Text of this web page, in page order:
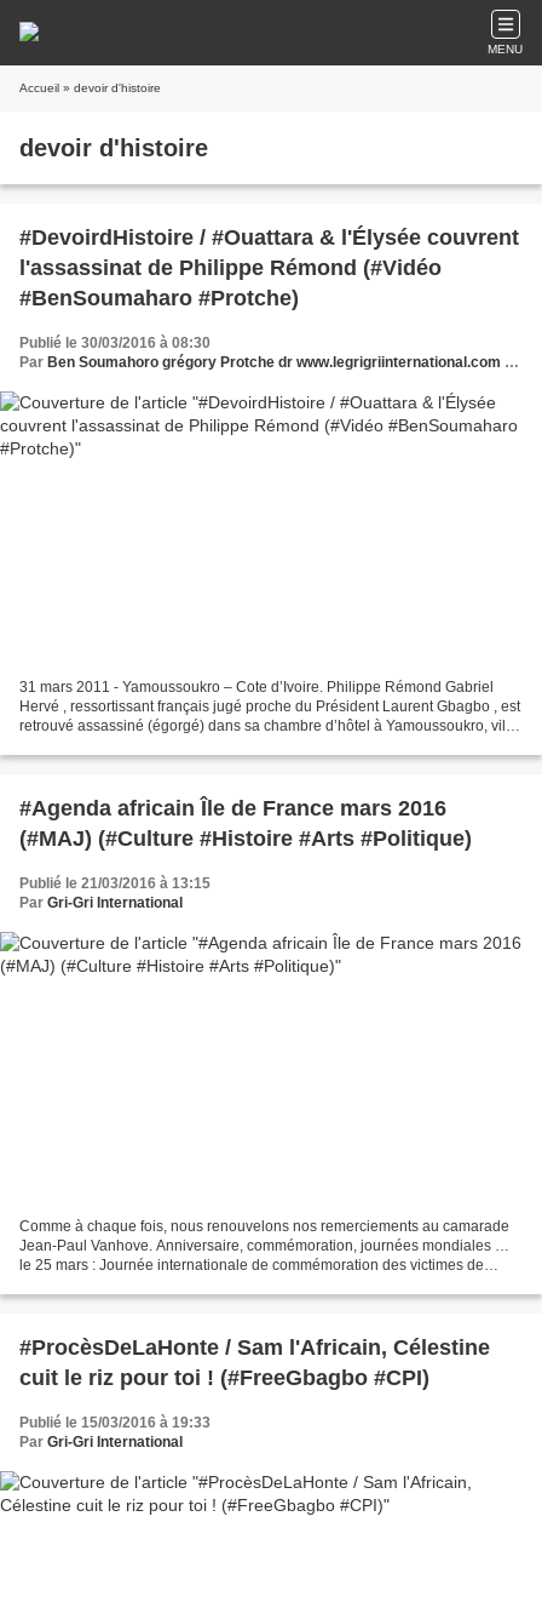
MENU
Accueil » devoir d'histoire
devoir d'histoire
#DevoirdHistoire / #Ouattara & l'Élysée couvrent
l'assassinat de Philippe Rémond (#Vidéo
#BenSoumaharo #Protche)
Publié le 30/03/2016 à 08:30
Par Ben Soumahoro grégory Protche dr www.legrigriinternational.com www.nouveaucourrier.net
31 mars 2011 - Yamoussoukro – Cote d’Ivoire. Philippe Rémond Gabriel
Hervé , ressortissant français jugé proche du Président Laurent Gbagbo , est
retrouvé assassiné (égorgé) dans sa chambre d’hôtel à Yamoussoukro, ville
#Agenda africain Île de France mars 2016
(#MAJ) (#Culture #Histoire #Arts #Politique)
Publié le 21/03/2016 à 13:15
Par Gri-Gri International
Comme à chaque fois, nous renouvelons nos remerciements au camarade
Jean-Paul Vanhove. Anniversaire, commémoration, journées mondiales …
le 25 mars : Journée internationale de commémoration des victimes de
#ProcèsDeLaHonte / Sam l'Africain, Célestine
cuit le riz pour toi ! (#FreeGbagbo #CPI)
Publié le 15/03/2016 à 19:33
Par Gri-Gri International